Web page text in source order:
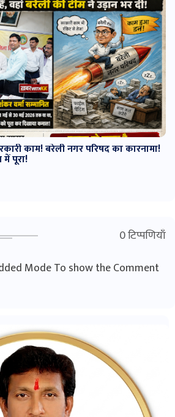
काम! बरेली नगर परिषद का कारनामा!
पूरा!
0 टिप्पणियाँ
Mode To show the Comment